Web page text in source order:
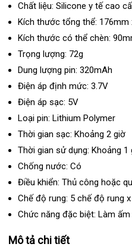
Chất liệu: Silicone y tế cao
Kích thước tổng thể: 176mm
Kích thước có thể chèn:
Trọng lượng: 72g
Dung lượng pin: 320mAh
Điện áp định mức: 3.7V
Điện áp sạc: 5V
Loại pin: Lithium Polymer
Thời gian sạc: Khoảng 2 giờ
Thời gian sử dụng: Khoảng 1
Chống nước: Có
Điều khiển: Thủ công hoặc
Chế độ rung: 5 chế độ rung
Chức năng đặc biệt: Làm
Mô tả chi tiết